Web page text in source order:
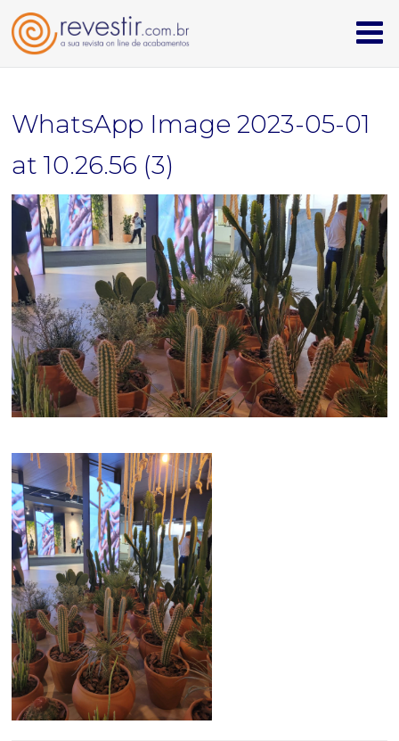
cerâmicas & revestimentos
iluminação
louças & metais
mobiliário & design
têxteis
institucional
quem somos
sala de imprensa
contato
WhatsApp Image 2023-05-01
at 10.26.56 (3)